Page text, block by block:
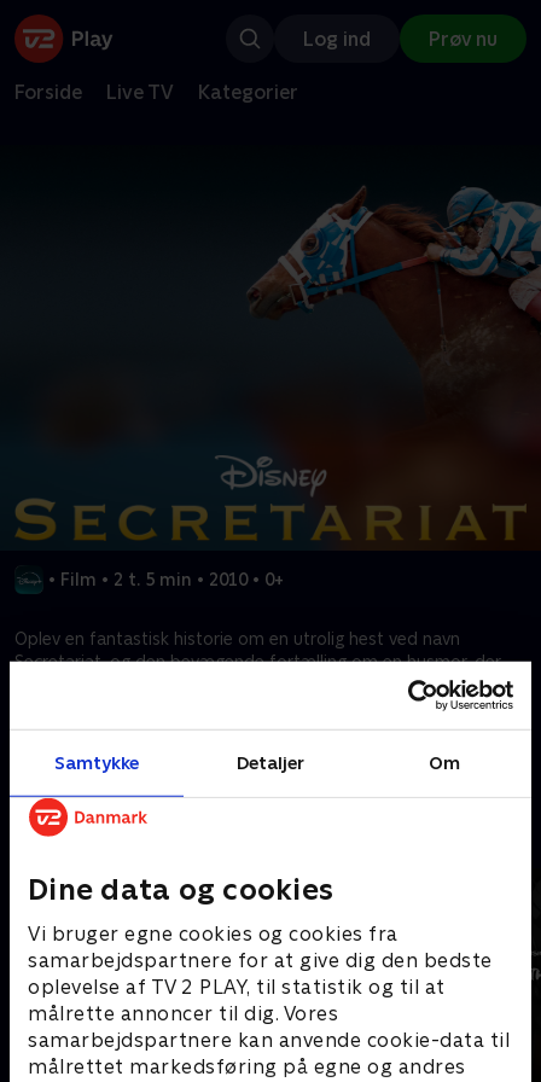
Samtykke Detaljer Om
Dine data og cookies
Vi bruger egne cookies og cookies fra
samarbejdspartnere for at give dig den bedste
oplevelse af TV 2 PLAY, til statistik og til at
målrette annoncer til dig. Vores
samarbejdspartnere kan anvende cookie-data til
målrettet markedsføring på egne og andres
Log ind Prøv nu
Forside Live TV Kategorier
• Film • 2 t. 5 min • 2010 • 0+
Oplev en fantastisk historie om en utrolig hest ved navn
Secretariat, og den bevægende fortælling om en husmor, der
Kræver tilkøb
Mere indhold fra Disney+